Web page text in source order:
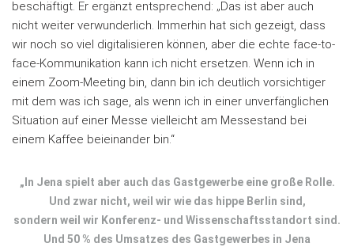
beschäftigt. Er ergänzt entsprechend: „Das ist aber auch
nicht weiter verwunderlich. Immerhin hat sich gezeigt, dass
wir noch so viel digitalisieren können, aber die echte face-to-
face-Kommunikation kann ich nicht ersetzen. Wenn ich in
einem Zoom-Meeting bin, dann bin ich deutlich vorsichtiger
mit dem was ich sage, als wenn ich in einer unverfänglichen
Situation auf einer Messe vielleicht am Messestand bei
einem Kaffee beieinander bin.“
„In Jena spielt aber auch das Gastgewerbe eine große Rolle.
Und zwar nicht, weil wir wie das hippe Berlin sind,
sondern weil wir Konferenz- und Wissenschaftsstandort sind.
Und 50 % des Umsatzes des Gastgewerbes in Jena